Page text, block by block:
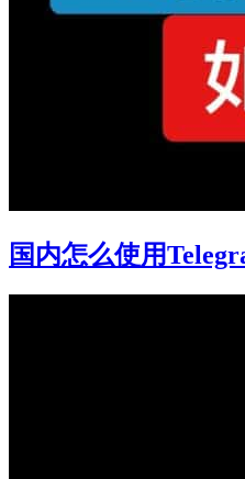
国内怎么使用